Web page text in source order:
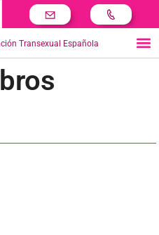
Transexual Española